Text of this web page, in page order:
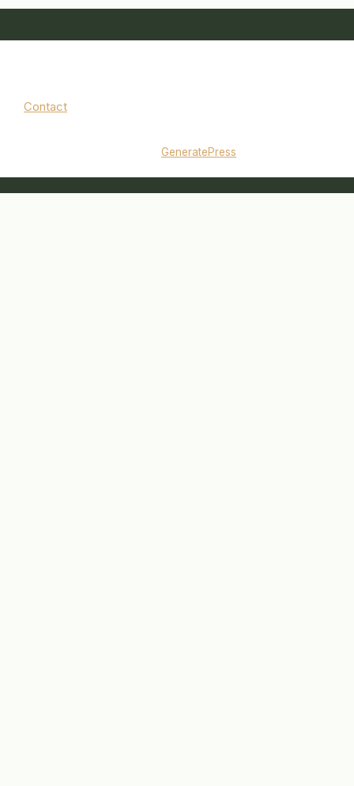
Contact
GeneratePress